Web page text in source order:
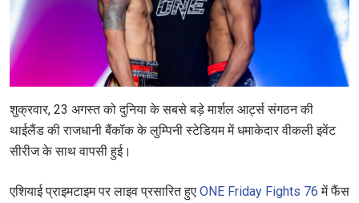
शुक्रवार, 23 अगस्त को दुनिया के सबसे बड़े मार्शल आर्ट्स संगठन की
थाईलैंड की राजधानी बैंकॉक के लुम्पिनी स्टेडियम में धमाकेदार वीकली इवेंट
सीरीज के साथ वापसी हुई।
एशियाई प्राइमटाइम पर लाइव प्रसारित हुए ONE Friday Fights 76 में फैंस